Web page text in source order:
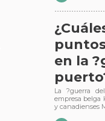
en la
La ?guerra
empresa belga
y canadienses